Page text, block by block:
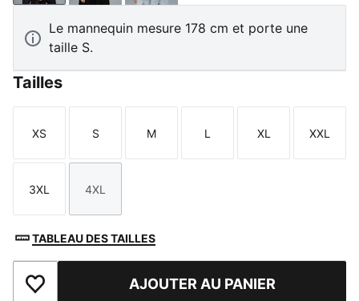
Le mannequin mesure 178 cm et porte une
taille S.
Tailles
Taille
XS
Taille
S
Taille
M
Taille
L
Taille
XL
Taille
XXL
Taille
3XL
Taille
4XL
TABLEAU DES TAILLES
Ajouter aux favorisAJOUTER AU PANIER